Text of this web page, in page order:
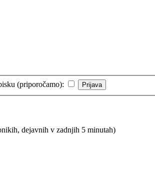
(priporočamo):
dejavnih v zadnjih 5 minutah)